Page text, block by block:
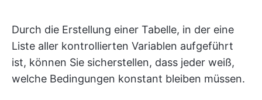
Durch die Erstellung einer Tabelle, in der eine
Liste aller kontrollierten Variablen aufgeführt
ist, können Sie sicherstellen, dass jeder weiß,
welche Bedingungen konstant bleiben müssen.